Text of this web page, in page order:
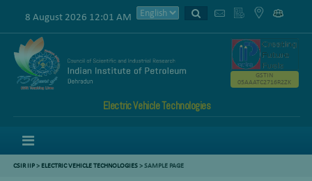
8 August 2026 12:01 AM
Electric Vehicle Technologies
GSTIN
05AAATC2716R2ZK
CSIR IIP> ELECTRIC VEHICLE TECHNOLOGIES>SAMPLE PAGE